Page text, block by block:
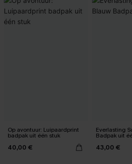
Op avontuur: Luipaardprint
badpak uit één stuk
40,00 €
Everlasting
Badpak uit
43,00 €